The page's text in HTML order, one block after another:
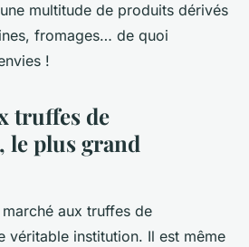
multitude de produits dérivés
fromages… de quoi
!
truffes de
le plus grand
aux truffes de
véritable institution. Il est même